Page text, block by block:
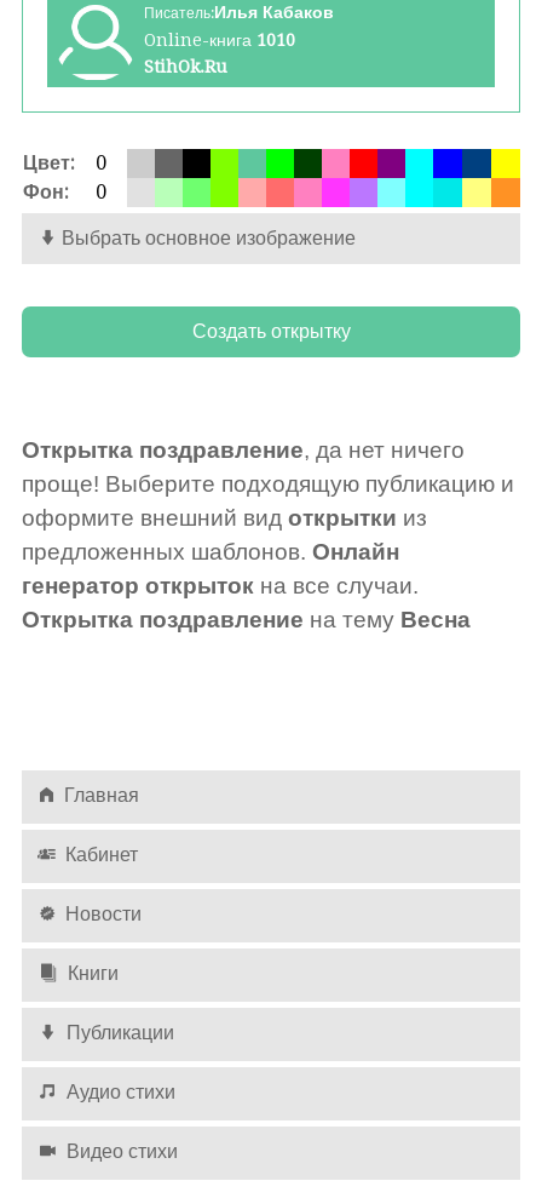
Писатель:Илья Кабаков
Online-книга 1010
StihOk.Ru
Цвет:
0
Фон:
0
Выбрать основное изображение
Открытка поздравление, да нет ничего
проще! Выберите подходящую публикацию и
оформите внешний вид открытки из
предложенных шаблонов. Онлайн
генератор открытокна все случаи.
Открытка поздравление на тему Весна
Главная
Кабинет
Новости
Книги
Публикации
Аудио стихи
Видео стихи